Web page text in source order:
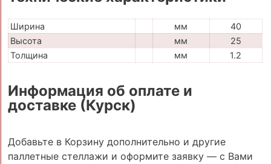
Ширина мм
40
Высота
мм
25
Толщина
мм 1.2
Информация об оплате и
доставке (Курск)
Добавьте в Корзину дополнительно и другие
паллетные стеллажи и оформите заявку — с Вами